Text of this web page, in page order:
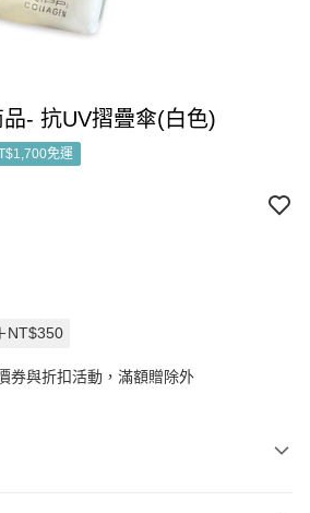
品- 抗UV摺疊傘(白色)
免運
NT$350
券與折扣活動，滿額贈除外